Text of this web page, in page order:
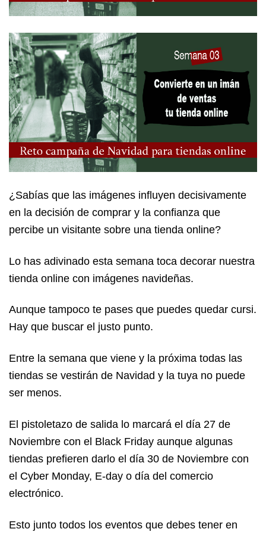
¿Sabías que las imágenes influyen decisivamente
en la decisión de comprar y la confianza que
percibe un visitante sobre una tienda online?
Lo has adivinado esta semana toca decorar nuestra
tienda online con imágenes navideñas.
Aunque tampoco te pases que puedes quedar cursi.
Hay que buscar el justo punto.
Entre la semana que viene y la próxima todas las
tiendas se vestirán de Navidad y la tuya no puede
ser menos.
El pistoletazo de salida lo marcará el día 27 de
Noviembre con el Black Friday aunque algunas
tiendas prefieren darlo el día 30 de Noviembre con
el Cyber Monday, E-day o día del comercio
electrónico.
Esto junto todos los eventos que debes tener en